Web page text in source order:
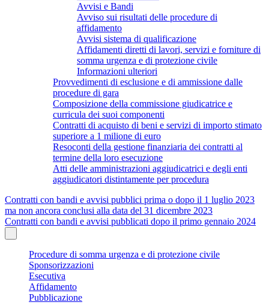
Avvisi e Bandi
Avviso sui risultati delle procedure di
affidamento
Avvisi sistema di qualificazione
Affidamenti diretti di lavori, servizi e forniture di
somma urgenza e di protezione civile
Informazioni ulteriori
Provvedimenti di esclusione e di ammissione dalle
procedure di gara
Composizione della commissione giudicatrice e
curricula dei suoi componenti
Contratti di acquisto di beni e servizi di importo stimato
superiore a 1 milione di euro
Resoconti della gestione finanziaria dei contratti al
termine della loro esecuzione
Atti delle amministrazioni aggiudicatrici e degli enti
aggiudicatori distintamente per procedura
Contratti con bandi e avvisi pubblici prima o dopo il 1 luglio 2023
ma non ancora conclusi alla data del 31 dicembre 2023
Contratti con bandi e avvisi pubblicati dopo il primo gennaio 2024
Procedure di somma urgenza e di protezione civile
Sponsorizzazioni
Esecutiva
Affidamento
Pubblicazione